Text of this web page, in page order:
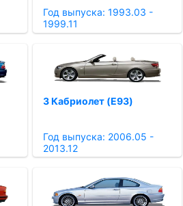
Год выпуска: 1993.03 -
1999.11
3 Кабриолет (E93)
Год выпуска: 2006.05 -
2013.12